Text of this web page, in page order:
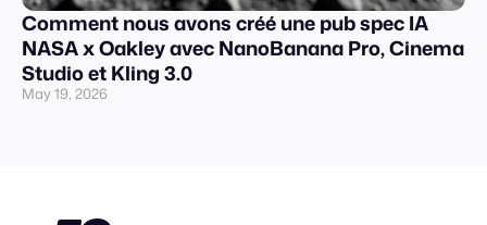
Comment nous avons créé une pub spec IA
NASA x Oakley avec NanoBanana Pro, Cinema
Studio et Kling 3.0
May 19, 2026